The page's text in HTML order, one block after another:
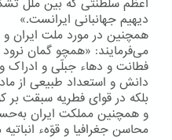
اعظم سلطنتی که بین ملل
دیهیم جهانبانی ایرانست.»
همچنین در مورد ملت ایران
می‌فرمایند: «همچو گمان نرود
فطانت و دهاء جبلّی و
دانش و استعداد طبیعی از
بلکه در قوای فطریه سبقت بر
و همچنین مملکت ایران
محاسن جغرافیا و قوّهء